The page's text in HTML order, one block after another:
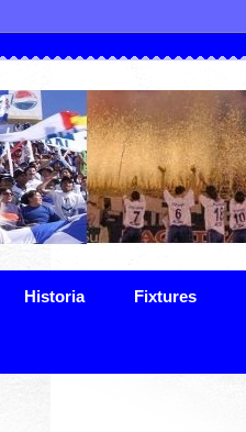
Historia Fixtures